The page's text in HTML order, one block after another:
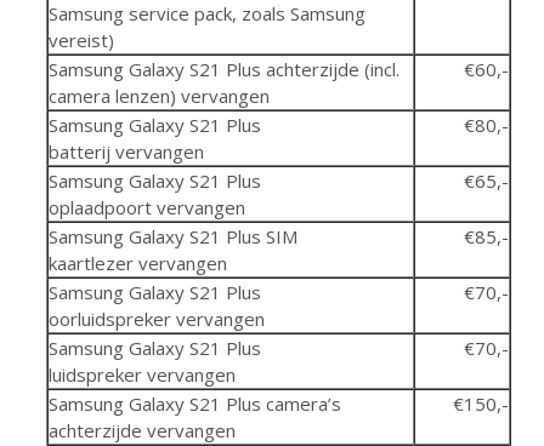
Samsung service pack, zoals Samsung
vereist)
Samsung Galaxy S21 Plus achterzijde (incl.
camera lenzen) vervangen
€60,-
Samsung Galaxy S21 Plus
batterij vervangen
€80,-
Samsung Galaxy S21 Plus
oplaadpoort vervangen
€65,-
Samsung Galaxy S21 Plus SIM
kaartlezer vervangen
€85,-
Samsung Galaxy S21 Plus
oorluidspreker vervangen
€70,-
Samsung Galaxy S21 Plus
luidspreker vervangen
€70,-
Samsung Galaxy S21 Plus camera’s
achterzijde vervangen
€150,-